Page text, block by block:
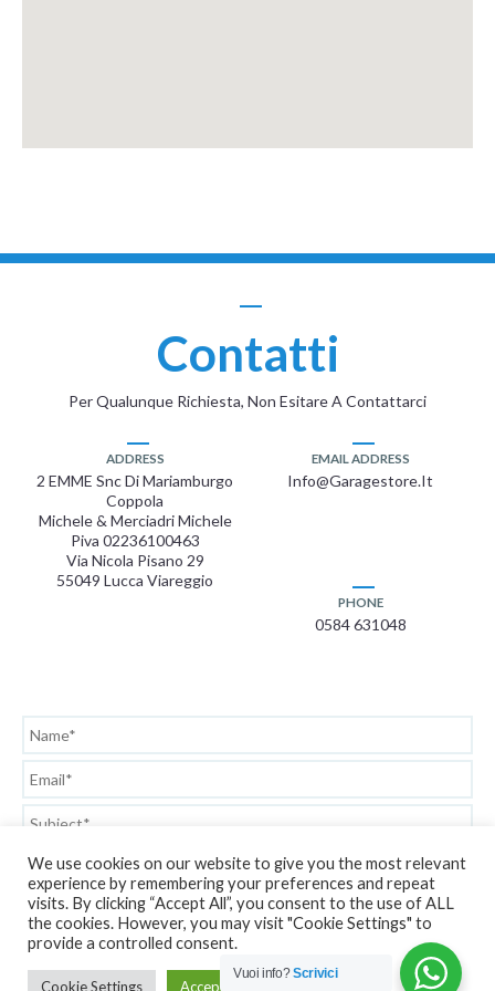
Contatti
Per Qualunque Richiesta, Non Esitare A Contattarci
ADDRESS
2 EMME Snc Di Mariamburgo
Coppola
Michele & Merciadri Michele
Piva 02236100463
Via Nicola Pisano 29
55049 Lucca Viareggio
EMAIL ADDRESS
Info@garagestore.it
PHONE
0584 631048
We use cookies on our website to give you the most relevant
experience by remembering your preferences and repeat
visits. By clicking “Accept All”, you consent to the use of ALL
the cookies. However, you may visit "Cookie Settings" to
provide a controlled consent.
Cookie Settings Accept All
Vuoi info?Scrivici